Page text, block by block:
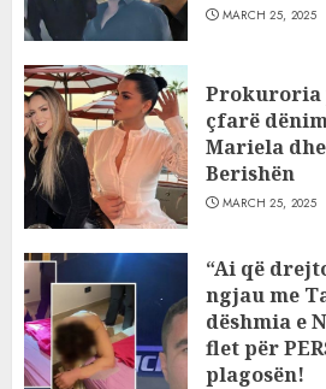
MARCH 25, 2025
Prokuroria
çfarë
Mariela
Berishën
MARCH 25, 2025
“Ai që
ngjau me
dëshmia e
flet për
plagosën!